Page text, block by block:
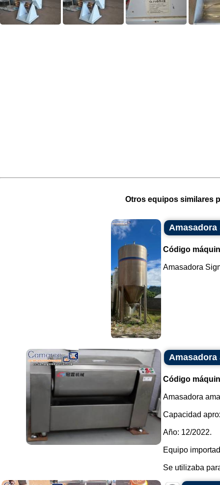
Otros equipos similares
Amasadora
Código
Amasadora
Amasadora
Código
Amasadora
Capacidad
Año: 12/2022.
Equipo
Se utilizaba